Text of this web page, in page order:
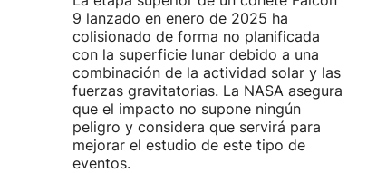
9 lanzado en enero de 2025 ha
colisionado de forma no planificada
con la superficie lunar debido a una
combinación de la actividad solar y las
fuerzas gravitatorias. La NASA asegura
que el impacto no supone ningún
peligro y considera que servirá para
mejorar el estudio de este tipo de
eventos.